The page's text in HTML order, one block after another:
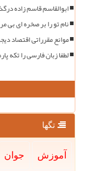
ابوالقاسم قاسم زاده
نام تو را بر صخره ای بی
موانع مقرراتی اقتصاد
لطفا زبان فارسی را تکه
تگها
آموزش جوان